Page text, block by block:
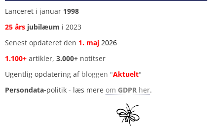
Lanceret i januar 1998
25 års jubilæum i 2023
Senest opdateret den 1. maj 2026
1.100+ artikler, 3.000+ notitser
Ugentlig opdatering af bloggen "Aktuelt"
Persondata-politik - læs mere om GDPR her.